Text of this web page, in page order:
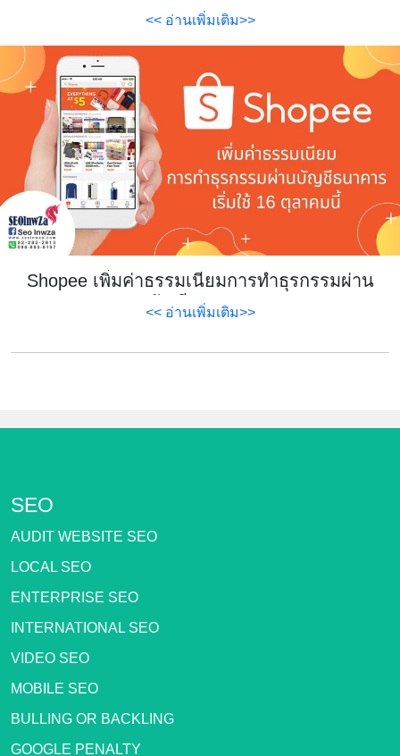
<< อ่านเพิ่มเติม>>
Shopee เพิ่มค่าธรรมเนียมการทำธุรกรรมผ่าน
บัญชีธนาคาร
<< อ่านเพิ่มเติม>>
SEO
AUDIT WEBSITE SEO
LOCAL SEO
ENTERPRISE SEO
INTERNATIONAL SEO
VIDEO SEO
MOBILE SEO
BULLING OR BACKLING
GOOGLE PENALTY